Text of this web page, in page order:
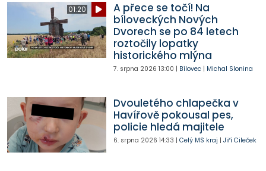
01:20
A přece se točí! Na
bíloveckých Nových
Dvorech se po 84 letech
roztočily lopatky
historického mlýna
7. srpna 2026 13:00 | Bílovec| Michal Slonina
Dvouletého chlapečka v
Havířově pokousal pes,
policie hledá majitele
6. srpna 2026 14:33 | Celý MS kraj | Jiří Cileček